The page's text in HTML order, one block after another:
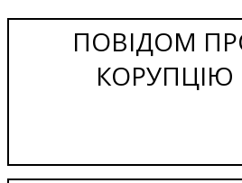
ПОВІДОМ
КОРУПЦІЮ